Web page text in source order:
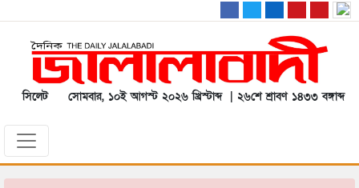
সিলেট সোমবার, ১০ই আগস্ট ২০২৬ খ্রিস্টাব্দ | ২৬শে শ্রাবণ ১৪৩৩ বঙ্গাব্দ